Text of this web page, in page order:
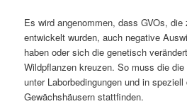
Es wird angenommen, dass GVOs,
entwickelt wurden, auch negative
haben oder sich die genetisch
Wildpflanzen kreuzen. So muss die
unter Laborbedingungen und in
Gewächshäusern stattfinden.